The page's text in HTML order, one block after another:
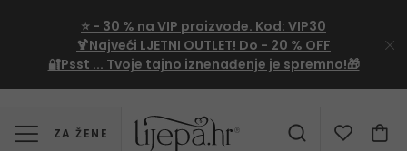
⭐ - 30 % na VIP proizvode. Kod: VIP30
🍹Najveći LJETNI OUTLET! Do - 20 % OFF
🔐Psst ... Tvoje tajno iznenađenje je spremno!🎁
ZA ŽENE